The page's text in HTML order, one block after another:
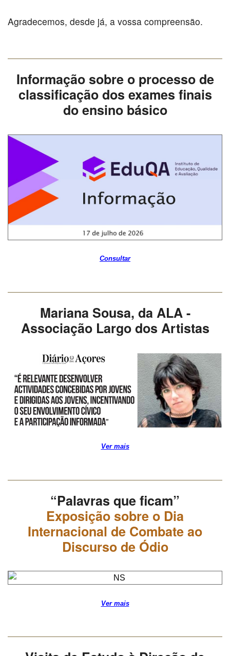
Agradecemos, desde já, a vossa compreensão.
Informação sobre o processo de
classificação dos exames finais
do ensino básico
Consultar
Mariana Sousa, da ALA -
Associação Largo dos Artistas
Ver mais
“Palavras que ficam”
Exposição sobre o Dia
Internacional de Combate ao
Discurso de Ódio
Ver mais